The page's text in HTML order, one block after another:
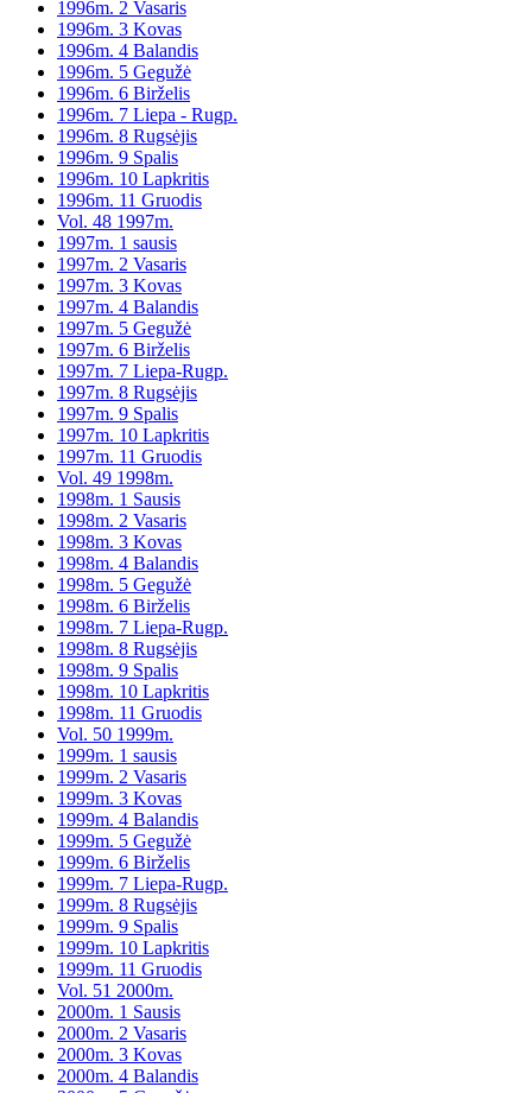
1996m. 2 Vasaris
1996m. 3 Kovas
1996m. 4 Balandis
1996m. 5 Gegužė
1996m. 6 Birželis
1996m. 7 Liepa - Rugp.
1996m. 8 Rugsėjis
1996m. 9 Spalis
1996m. 10 Lapkritis
1996m. 11 Gruodis
Vol. 48 1997m.
1997m. 1 sausis
1997m. 2 Vasaris
1997m. 3 Kovas
1997m. 4 Balandis
1997m. 5 Gegužė
1997m. 6 Birželis
1997m. 7 Liepa-Rugp.
1997m. 8 Rugsėjis
1997m. 9 Spalis
1997m. 10 Lapkritis
1997m. 11 Gruodis
Vol. 49 1998m.
1998m. 1 Sausis
1998m. 2 Vasaris
1998m. 3 Kovas
1998m. 4 Balandis
1998m. 5 Gegužė
1998m. 6 Birželis
1998m. 7 Liepa-Rugp.
1998m. 8 Rugsėjis
1998m. 9 Spalis
1998m. 10 Lapkritis
1998m. 11 Gruodis
Vol. 50 1999m.
1999m. 1 sausis
1999m. 2 Vasaris
1999m. 3 Kovas
1999m. 4 Balandis
1999m. 5 Gegužė
1999m. 6 Birželis
1999m. 7 Liepa-Rugp.
1999m. 8 Rugsėjis
1999m. 9 Spalis
1999m. 10 Lapkritis
1999m. 11 Gruodis
Vol. 51 2000m.
2000m. 1 Sausis
2000m. 2 Vasaris
2000m. 3 Kovas
2000m. 4 Balandis